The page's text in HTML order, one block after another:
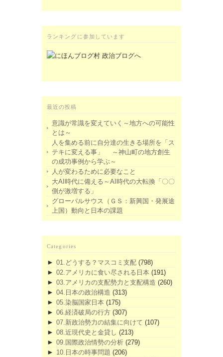
ランキングに参加しています
最近の投稿
意識が常識を変えていく～地方への可能性
とは～
人を集める前に自分達の生きる場所を「ス
テキに変える事」 ～神山町の地方創生
の成功事例から学ぶ～
人が変わるために必要なこと
大AI時代に備える～AI時代の大転換「〇〇
側が激増する」
グローバルサウス（ＧＳ：新興国・発展途
上国）動向と日本の課題
Categories
► 01.どうする？マスコミ支配 (798)
► 02.アメリカに食い尽される日本 (191)
► 03.アメリカの支配勢力と支配構造 (260)
► 04.日本の政治構造 (313)
► 05.染脳国家日本 (175)
► 06.経済破局の行方 (307)
► 07.新政治勢力の結集に向けて (107)
► 08.近現代史と金貸し (213)
► 09.国際政治情勢の分析 (279)
► 10.日本の時事問題 (206)